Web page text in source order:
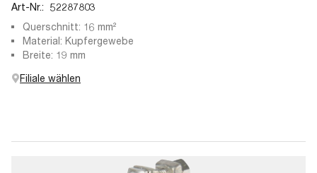
Art-Nr.: 52287803
Querschnitt: 16 mm²
Material: Kupfergewebe
Breite: 19 mm
Filiale wählen